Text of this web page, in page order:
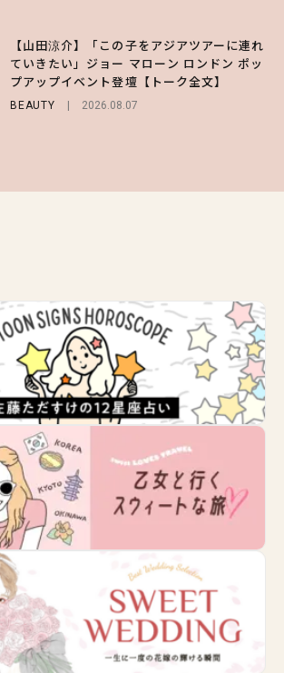
【山田涼介】「この子をアジアツアーに連れ
ていきたい」ジョー マローン ロンドン ポッ
プアップイベント登壇【トーク全文】
BEAUTY 2026.08.07
【ALD1】グループの魅力＆素顔に迫る♡ 一
問一答をお届け！【sweet web独占】
【GU】夏の“主役級”アイテム決定！ヘルシ
ー＆可愛すぎる「大人の肌見せ」トップス3
選
FASHION 2026.07.19